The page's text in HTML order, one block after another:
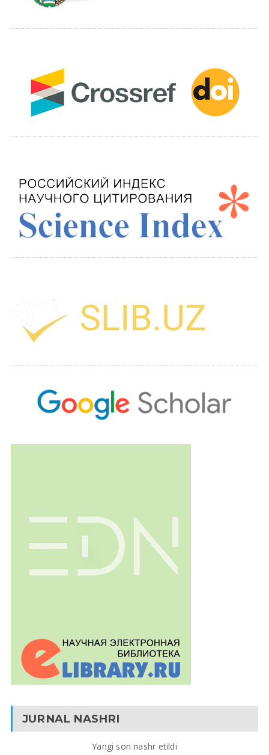
JURNAL NASHRI
Yangi son nashr etildi